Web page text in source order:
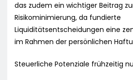
das zudem ein wichtiger Beitrag
Risikominimierung, da fundierte
Liquiditätsentscheidungen eine
im Rahmen der persönlichen
Steuerliche Potenziale frühzeitig